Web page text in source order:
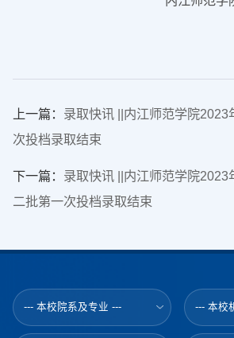
上一篇： 录取快讯 ||内江师范学院2023
次投档录取结束
下一篇： 录取快讯 ||内江师范学院2023
二批第一次投档录取结束
--- 本校院系及专业 --- --- 本校